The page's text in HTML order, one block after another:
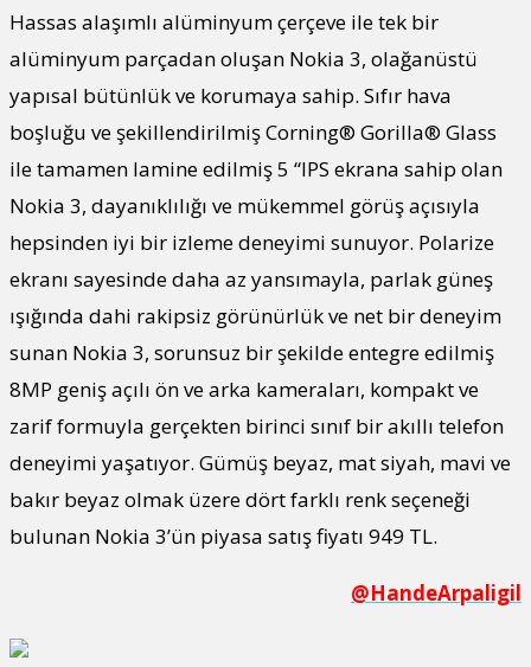
Hassas alaşımlı alüminyum çerçeve ile tek bir
alüminyum parçadan oluşan Nokia 3, olağanüstü
yapısal bütünlük ve korumaya sahip. Sıfır hava
boşluğu ve şekillendirilmiş Corning® Gorilla® Glass
ile tamamen lamine edilmiş 5 “IPS ekrana sahip olan
Nokia 3, dayanıklılığı ve mükemmel görüş açısıyla
hepsinden iyi bir izleme deneyimi sunuyor. Polarize
ekranı sayesinde daha az yansımayla, parlak güneş
ışığında dahi rakipsiz görünürlük ve net bir deneyim
sunan Nokia 3, sorunsuz bir şekilde entegre edilmiş
8MP geniş açılı ön ve arka kameraları, kompakt ve
zarif formuyla gerçekten birinci sınıf bir akıllı telefon
deneyimi yaşatıyor. Gümüş beyaz, mat siyah, mavi ve
bakır beyaz olmak üzere dört farklı renk seçeneği
bulunan Nokia 3’ün piyasa satış fiyatı 949 TL.
@HandeArpaligil